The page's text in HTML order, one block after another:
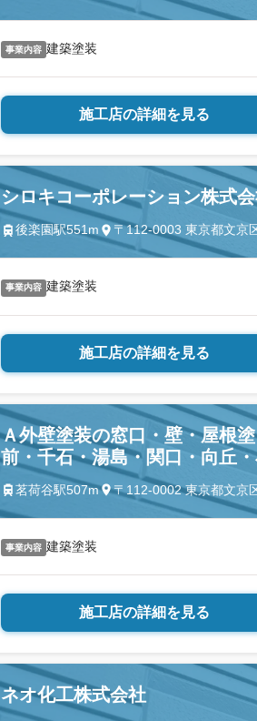
事業内容 建築塗装
施工店の詳細を見る
シロキコーポレーション株式
後楽園駅551m 〒112-0003 東京都文京
事業内容 建築塗装
施工店の詳細を見る
Ａ外壁塗装の窓口・壁・屋根
前・千石・湯島・関口・向丘
茗荷谷駅507m 〒112-0002 東京都文京
事業内容 建築塗装
施工店の詳細を見る
ネオ化工株式会社